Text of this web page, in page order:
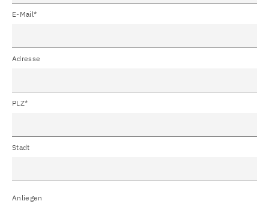
E-Mail*
Adresse
PLZ*
Stadt
Anliegen